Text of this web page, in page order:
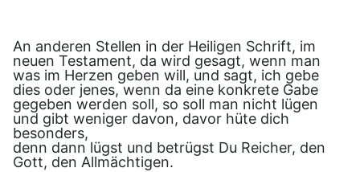
An anderen Stellen in der Heiligen Schrift, im
neuen Testament, da wird gesagt, wenn man
was im Herzen geben will, und sagt, ich gebe
dies oder jenes, wenn da eine konkrete Gabe
gegeben werden soll, so soll man nicht lügen
und gibt weniger davon, davor hüte dich
besonders,
denn dann lügst und betrügst Du Reicher, den
Gott, den Allmächtigen.